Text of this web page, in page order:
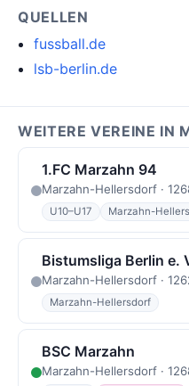
QUELLEN
fussball.de
lsb-berlin.de
WEITERE VEREINE IN
1.FC Marzahn 94
Marzahn-Hellersdorf ·
U10–U17 Marzahn-
Bistumsliga Berlin e.
Marzahn-Hellersdorf ·
Marzahn-Hellersdorf
BSC Marzahn
Marzahn-Hellersdorf ·